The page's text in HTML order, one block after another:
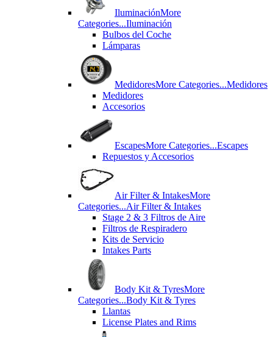
IluminaciónMore
Categories...Iluminación
Bulbos del Coche
Lámparas
MedidoresMore Categories...Medidores
Medidores
Accesorios
EscapesMore Categories...Escapes
Repuestos y Accesorios
Air Filter & IntakesMore
Categories...Air Filter & Intakes
Stage 2 & 3 Filtros de Aire
Filtros de Respiradero
Kits de Servicio
Intakes Parts
Body Kit & TyresMore
Categories...Body Kit & Tyres
Llantas
License Plates and Rims